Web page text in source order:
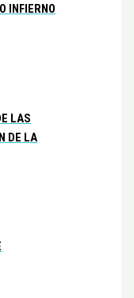
INFIERNO
LAS
DE LA